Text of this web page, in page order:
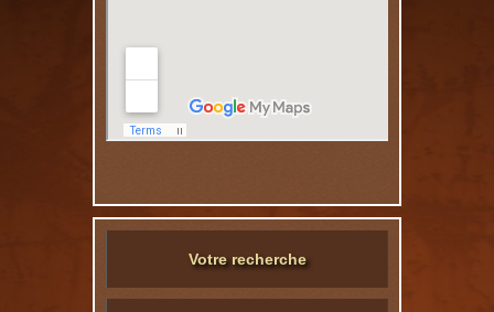
Votre recherche